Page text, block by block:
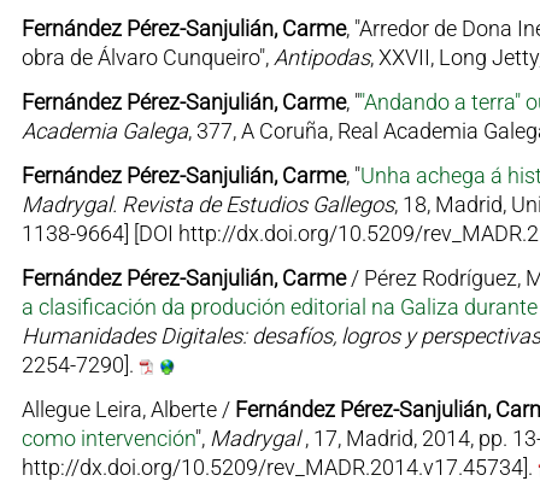
Fernández Pérez-Sanjulián, Carme, "Arredor de Dona
obra de Álvaro Cunqueiro", Antipodas, XXVII, Long
Fernández Pérez-Sanjulián, Carme, ""Andando a terra"
Academia Galega, 377, A Coruña, Real Academia
Fernández Pérez-Sanjulián, Carme, "Unha achega á
Madrygal. Revista de Estudios Gallegos, 18, Madrid,
1138-9664] [DOI http://dx.doi.org/10.5209/
Fernández Pérez-Sanjulián, Carme/ Pérez Rodríguez,
a clasificación da produción editorial na Galiza
Humanidades Digitales: desafíos, logros y
2254-7290].
Allegue Leira, Alberte / Fernández Pérez-Sanjulián,
como intervención", Madrygal, 17, Madrid, 2014, pp.
http://dx.doi.org/10.5209/rev_MADR.2014.v17.45734].